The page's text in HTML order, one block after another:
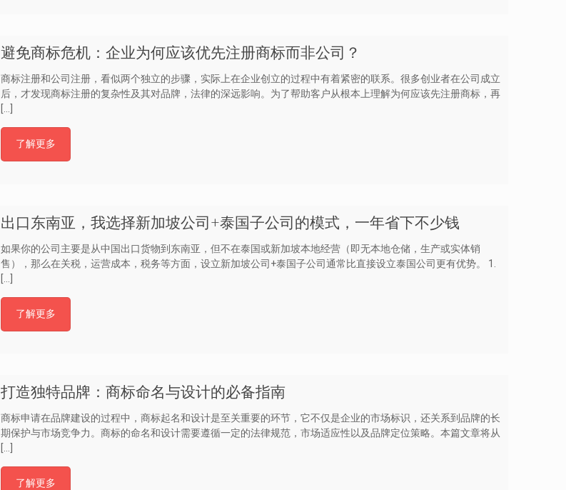
避免商标危机：企业为何应该优先注册商标而非公司？
商标注册和公司注册，看似两个独立的步骤，实际上在企业创立的过程中有着紧密的联系。很多创业者在公司成立
后，才发现商标注册的复杂性及其对品牌，法律的深远影响。为了帮助客户从根本上理解为何应该先注册商标，再
了解更多
出口东南亚，我选择新加坡公司+泰国子公司的模式，一年省下不少钱
如果你的公司主要是从中国出口货物到东南亚，但不在泰国或新加坡本地经营（即无本地仓储，生产或实体销
售），那么在关税，运营成本，税务等方面，设立新加坡公司+泰国子公司通常比直接设立泰国公司更有优势。 1.
了解更多
打造独特品牌：商标命名与设计的必备指南
商标申请在品牌建设的过程中，商标起名和设计是至关重要的环节，它不仅是企业的市场标识，还关系到品牌的长
期保护与市场竞争力。商标的命名和设计需要遵循一定的法律规范，市场适应性以及品牌定位策略。本篇文章将从
[…]
了解更多